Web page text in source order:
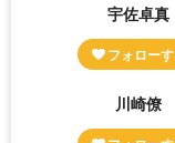
宇佐卓真
川崎僚